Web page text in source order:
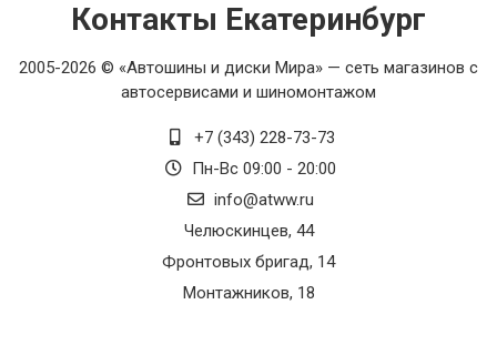
Контакты Екатеринбург
2005-2026 © «Автошины и диски Мира» — сеть магазинов с
автосервисами и шиномонтажом
+7 (343) 228-73-73
Пн-Вс 09:00 - 20:00
info@atww.ru
Челюскинцев, 44
Фронтовых бригад, 14
Монтажников, 18